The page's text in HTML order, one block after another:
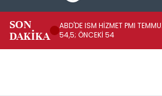
SON
DAKİKA
ABD'DE ISM HİZMET PMI
54,5; ÖNCEKİ 54